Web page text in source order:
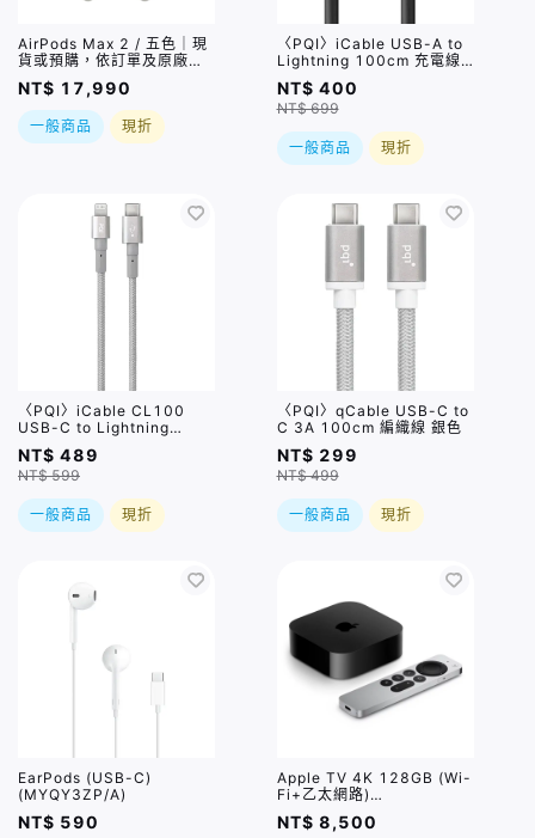
AirPods Max 2 / 五色｜現
貨或預購，依訂單及原廠實
際到貨時間為準
NT$ 17,990
一般商品 現折
〈PQI〉iCable USB-A to
Lightning 100cm 充電線-
黑(TPE)
NT$ 400
NT$ 699
一般商品 現折
〈PQI〉iCable CL100
USB-C to Lightning
100cm 編織線 銀色
NT$ 489
NT$ 599
一般商品 現折
〈PQI〉qCable USB-C to
C 3A 100cm 編織線 銀色
NT$ 299
NT$ 499
一般商品 現折
EarPods (USB-C)
(MYQY3ZP/A)
NT$ 590
Apple TV 4K 128GB (Wi-
Fi+乙太網路)
(MN893TA/A)
NT$ 8,500